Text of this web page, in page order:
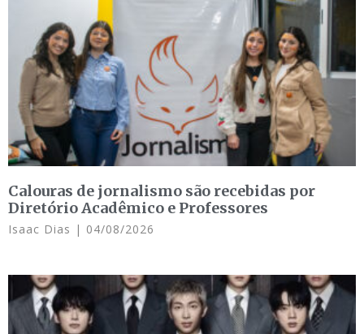
Calouras de jornalismo são recebidas por
Diretório Acadêmico e Professores
Isaac Dias 04/08/2026